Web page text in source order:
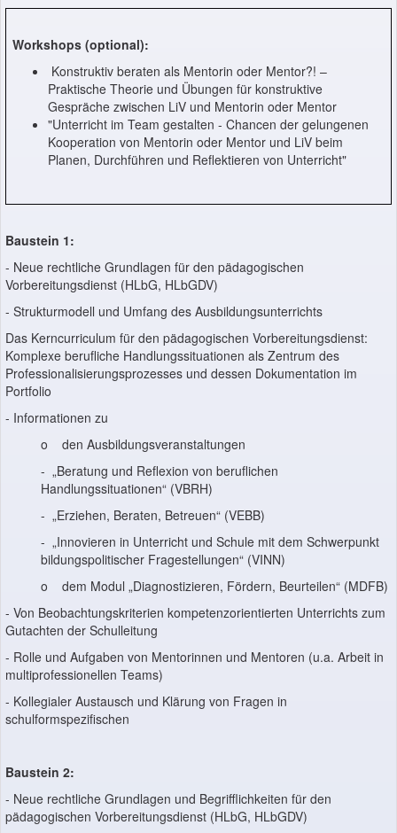
Workshops (optional):
Konstruktiv beraten als Mentorin oder Mentor?! –
Praktische Theorie und Übungen für konstruktive
Gespräche zwischen LiV und Mentorin oder Mentor
"Unterricht im Team gestalten - Chancen der gelungenen
Kooperation von Mentorin oder Mentor und LiV beim
Planen, Durchführen und Reflektieren von Unterricht"
Baustein 1:
- Neue rechtliche Grundlagen für den pädagogischen
Vorbereitungsdienst (HLbG, HLbGDV)
- Strukturmodell und Umfang des Ausbildungsunterrichts
Das Kerncurriculum für den pädagogischen Vorbereitungsdienst:
Komplexe berufliche Handlungssituationen als Zentrum des
Professionalisierungsprozesses und dessen Dokumentation im
Portfolio
- Informationen zu
o den Ausbildungsveranstaltungen
- „Beratung und Reflexion von beruflichen
Handlungssituationen“ (VBRH)
- „Erziehen, Beraten, Betreuen“ (VEBB)
- „Innovieren in Unterricht und Schule mit dem Schwerpunkt
bildungspolitischer Fragestellungen“ (VINN)
o dem Modul „Diagnostizieren, Fördern, Beurteilen“ (MDFB)
- Von Beobachtungskriterien kompetenzorientierten Unterrichts zum
Gutachten der Schulleitung
- Rolle und Aufgaben von Mentorinnen und Mentoren (u.a. Arbeit in
multiprofessionellen Teams)
- Kollegialer Austausch und Klärung von Fragen in
schulformspezifischen
Baustein 2:
- Neue rechtliche Grundlagen und Begrifflichkeiten für den
pädagogischen Vorbereitungsdienst (HLbG, HLbGDV)